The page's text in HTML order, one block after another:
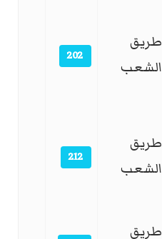
طريق
الشعب
202
طريق
الشعب
212
طريق